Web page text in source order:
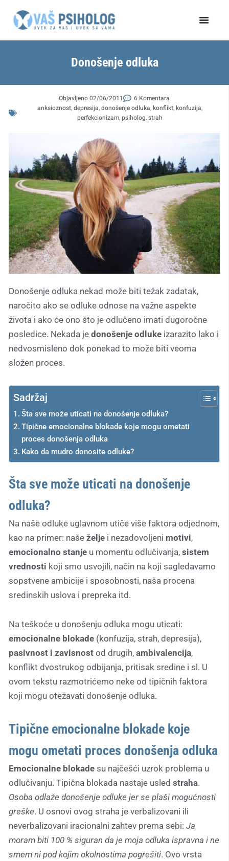
Donošenje odluka
Objavljeno02/06/2011
6 Komentara
anksioznost,depresija,donošenje odluka,konflikt,konfuzija,
perfekcionizam,psiholog,strah
Donošenje odluka nekad može biti težak zadatak,
naročito ako se odluke odnose na važne aspekte
života i ako će ono što je odlučeno imati dugoročne
posledice. Nekada je donošenje odluke izarazito lako i
nedvosmisleno dok ponekad to može biti veoma
složen proces.
Sadržaj
Šta sve može uticati na donošenje odluka?
Tipične emocionalne blokade koje mogu ometati
proces donošenja odluka
Kako da mudro donosite odluke?
Šta sve može uticati na donošenje
odluka?
Na naše odluke uglavnom utiče više faktora odjednom,
kao na primer: naše želje i nezadovoljeni motivi,
emocionalno stanje u momentu odlučivanja, sistem
vrednosti koji smo usvojili, način na koji sagledavamo
sopstvene ambicije i sposobnosti, naša procena
sredinskih uslova i prepreka itd.
Na teškoće u donošenju odluka mogu uticati:
emocionalne blokade (konfuzija, strah, depresija),
pasivnost i zavisnost od drugih, ambivalencija,
konflikt dvostrukog odbijanja, pritisak sredine i sl. U
ovom tekstu razmotrićemo neke od tipičnih faktora
koji mogu otežavati donošenje odluka.
Tipične emocionalne blokade koje
mogu ometati proces donošenja odluka
Emocionalne blokade su najčešći uzrok problema u
odlučivanju. Tipična blokada nastaje usled straha.
Osoba odlaže donošenje odluke jer se plaši mogućnosti
greške. U osnovi ovog straha je verbalizovani ili
neverbalizovani iracionalni zahtev prema sebi: Ja
moram biti 100 % siguran da je moja odluka ispravna i ne
smem ni pod kojim okolnostima pogrešiti. Ovo vrsta